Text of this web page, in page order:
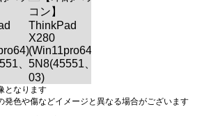
となります
色や傷などイメージと異なる場合がございます